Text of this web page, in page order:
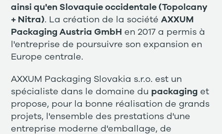
ainsi qu'en Slovaquie occidentale (Topolcany
+ Nitra). La création de la sociétéAXXUM
Packaging Austria GmbH en 2017 a permis à
l'entreprise de poursuivre son expansion en
Europe centrale.
AXXUM Packaging Slovakia s.r.o. est un
spécialiste dans le domaine du packaging et
propose, pour la bonne réalisation de grands
projets, l'ensemble des prestations d'une
entreprise moderne d'emballage, de